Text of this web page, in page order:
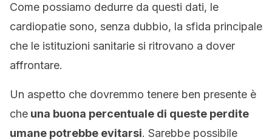
Come possiamo dedurre da questi dati, le
cardiopatie sono, senza dubbio, la sfida principale
che le istituzioni sanitarie si ritrovano a dover
affrontare.
Un aspetto che dovremmo tenere ben presente è
che una buona percentuale di queste perdite
umane potrebbe evitarsi. Sarebbe possibile